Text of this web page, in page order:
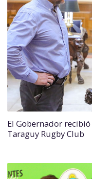
El Gobernador
Taraguy Rugby Club